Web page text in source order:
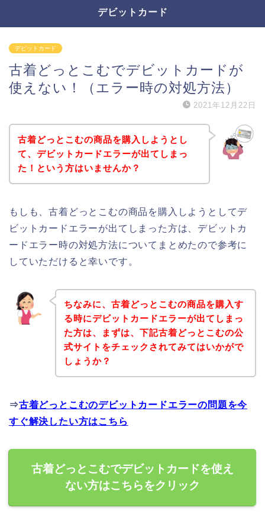
デビットカード
デビットカード
古着どっとこむでデビットカードが
使えない！（エラー時の対処方法）
2021年12月22日
古着どっとこむの商品を購入しようとし
て、デビットカードエラーが出てしまっ
た！という方はいませんか？
もしも、古着どっとこむの商品を購入しようとしてデ
ビットカードエラーが出てしまった方は、デビットカ
ードエラー時の対処方法についてまとめたので参考に
していただけると幸いです。
ちなみに、古着どっとこむの商品を購入す
る時にデビットカードエラーが出てしまっ
た方は、まずは、下記古着どっとこむの公
式サイトをチェックされてみてはいかがで
しょうか？
⇒古着どっとこむのデビットカードエラーの問題を今
すぐ解決したい方はこちら
古着どっとこむでデビットカードを使え
ない方はこちらをクリック